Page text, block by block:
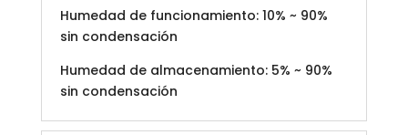
Humedad de funcionamiento: 10% ~ 90%
sin condensación
Humedad de almacenamiento: 5% ~ 90%
sin condensación